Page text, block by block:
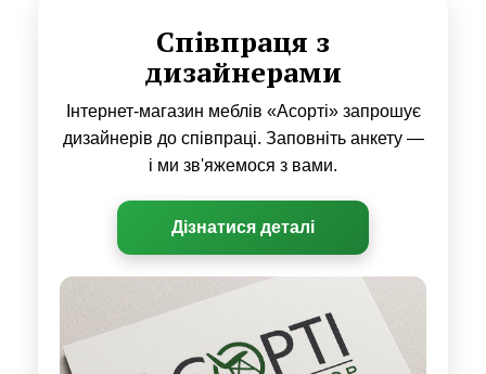
Співпраця з
дизайнерами
Інтернет-магазин меблів «Асорті» запрошує
дизайнерів до співпраці. Заповніть анкету —
і ми зв'яжемося з вами.
Дізнатися деталі